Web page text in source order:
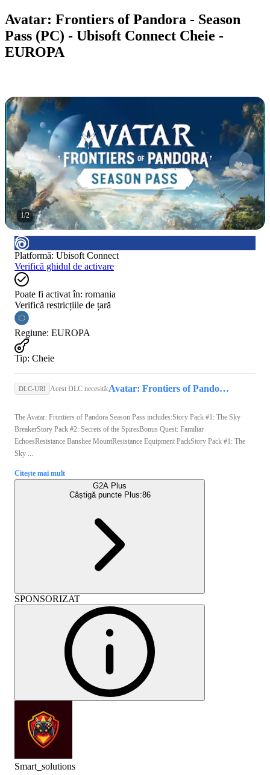
Avatar: Frontiers of Pandora - Season
Pass (PC) - Ubisoft Connect Cheie -
EUROPA
1/2
Platformă: Ubisoft Connect
Verifică ghidul de activare
Poate fi activat în: romania
Verifică restricțiile de țară
Regiune: EUROPA
Tip: Cheie
DLC-URI Acest DLC necesită: Avatar: Frontiers of Pandora (PC) - Ubisoft Connect Key - GLOBAL
The Avatar: Frontiers of Pandora Season Pass includes:Story Pack #1: The Sky
BreakerStory Pack #2: Secrets of the SpiresBonus Quest: Familiar
EchoesResistance Banshee MountResistance Equipment PackStory Pack #1: The
Sky ...
Citește mai mult
G2A Plus
Câștigă puncte Plus:86
SPONSORIZAT
Smart_solutions